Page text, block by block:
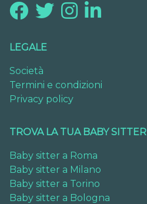
LEGALE
Società
Termini e condizioni
Privacy policy
TROVA LA TUA BABY SITTER
Baby sitter a Roma
Baby sitter a Milano
Baby sitter a Torino
Baby sitter a Bologna